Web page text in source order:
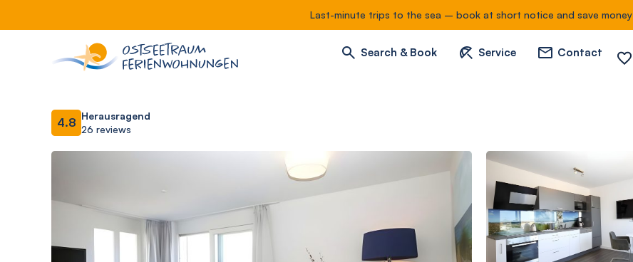
Last-minute trips to the sea – book at short notice and save money
Search & Book Service Contact
4.8 Herausragend
26 reviews